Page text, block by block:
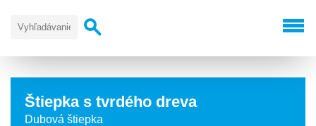
Štiepka s tvrdého dreva
Dubová štiepka